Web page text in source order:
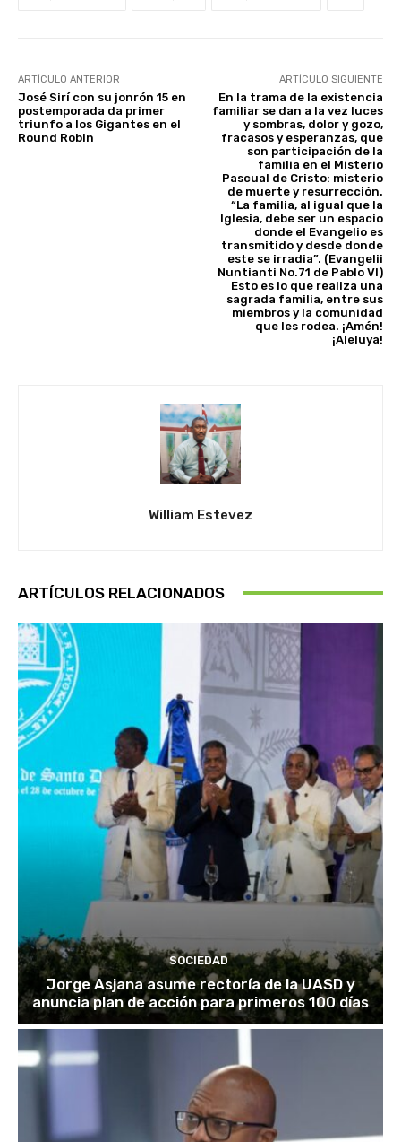
ARTÍCULO ANTERIOR
José Sirí con su jonrón 15 en
postemporada da primer
triunfo a los Gigantes en el
Round Robin
ARTÍCULO SIGUIENTE
En la trama de la existencia
familiar se dan a la vez luces
y sombras, dolor y gozo,
fracasos y esperanzas, que
son participación de la
familia en el Misterio
Pascual de Cristo: misterio
de muerte y resurrección.
“La familia, al igual que la
Iglesia, debe ser un espacio
donde el Evangelio es
transmitido y desde donde
este se irradia”. (Evangelii
Nuntianti No.71 de Pablo VI)
Esto es lo que realiza una
sagrada familia, entre sus
miembros y la comunidad
que les rodea. ¡Amén!
¡Aleluya!
William Estevez
ARTÍCULOS RELACIONADOS
SOCIEDAD
Jorge Asjana asume rectoría de la UASD y
anuncia plan de acción para primeros 100 días